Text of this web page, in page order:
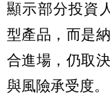
顯示部分投資
型產品，而是
合進場，仍取
與風險承受度。